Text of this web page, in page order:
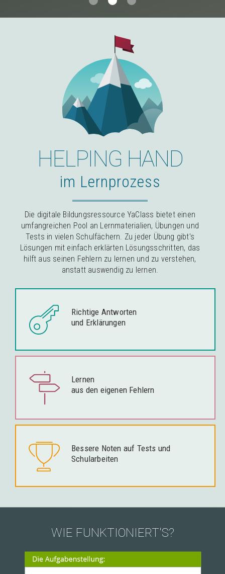
HELPING HAND
im Lernprozess
Die digitale Bildungsressource YaClass bietet einen
umfangreichen Pool an Lernmaterialien, Übungen und
Tests in vielen Schulfächern. Zu jeder Übung gibt's
Lösungen mit einfach erklärten Lösungsschritten, das
hilft aus seinen Fehlern zu lernen und zu verstehen,
anstatt auswendig zu lernen.
Richtige Antworten
und Erklärungen
Lernen
aus den eigenen Fehlern
Bessere Noten auf Tests und
Schularbeiten
WIE FUNKTIONIERT'S?